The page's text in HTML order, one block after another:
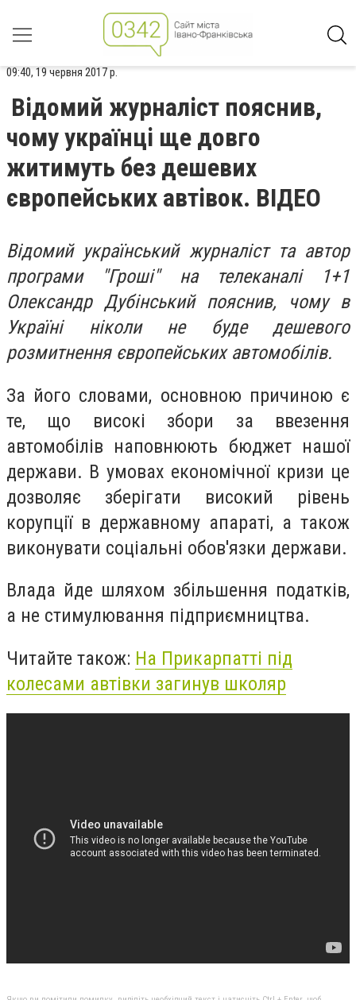
09:40, 19 червня 2017 р.
Відомий журналіст пояснив,
чому українці ще довго
житимуть без дешевих
європейських автівок. ВІДЕО
Відомий український журналіст та автор
програми "Гроші" на телеканалі 1+1
Олександр Дубінський пояснив, чому в
Україні ніколи не буде дешевого
розмитнення європейських автомобілів.
За його словами, основною причиною є
те, що високі збори за ввезення
автомобілів наповнюють бюджет нашої
держави. В умовах економічної кризи це
дозволяє зберігати високий рівень
корупції в державному апараті, а також
виконувати соціальні обов'язки держави.
Влада йде шляхом збільшення податків,
а не стимулювання підприємництва.
Читайте також: На Прикарпатті під
колесами автівки загинув школяр